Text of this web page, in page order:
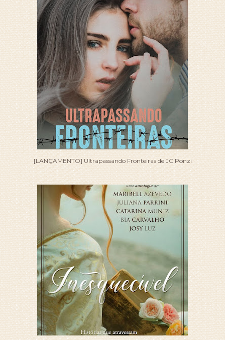
[LANÇAMENTO] Ultrapassando Fronteiras de JC Ponzi